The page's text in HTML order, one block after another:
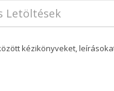
kézikönyveket,